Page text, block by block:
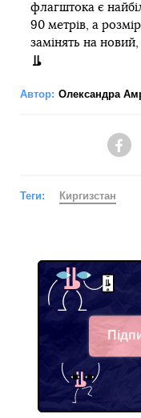
флагштока є
90 метрів, а
замінять на
Автор: Олександра
Теги: Киргизстан